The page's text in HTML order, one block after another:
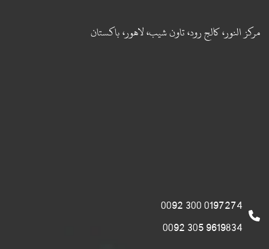
مركز النور، كالج رود، تاون شيب، لاهور، باكستان
0197274 300 0092
9619834 305 0092